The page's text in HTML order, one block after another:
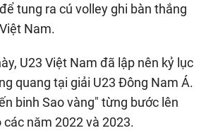
tung ra cú volley ghi bàn thắng
Nam.
U23 Việt Nam đã lập nên kỷ lục
quang tại giải U23 Đông Nam Á.
binh Sao vàng" từng bước lên
các năm 2022 và 2023.